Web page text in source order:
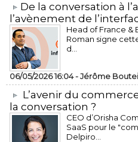
​De la conversation à
l’avènement de
Head of France &
Roman signe
d...
06/05/2026 16:04 -Jérôme
L’avenir du
la conversation ?
CEO d’Orisha
SaaS pour le
Delpiro...